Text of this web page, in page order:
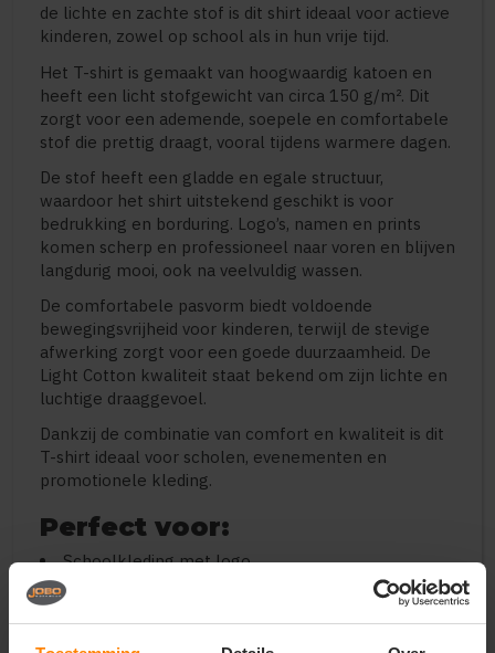
de lichte en zachte stof is dit shirt ideaal voor actieve
kinderen, zowel op school als in hun vrije tijd.
Het T-shirt is gemaakt van hoogwaardig katoen en
heeft een licht stofgewicht van circa 150 g/m². Dit
zorgt voor een ademende, soepele en comfortabele
stof die prettig draagt, vooral tijdens warmere dagen.
De stof heeft een gladde en egale structuur,
waardoor het shirt uitstekend geschikt is voor
bedrukking en borduring. Logo’s, namen en prints
komen scherp en professioneel naar voren en blijven
langdurig mooi, ook na veelvuldig wassen.
De comfortabele pasvorm biedt voldoende
bewegingsvrijheid voor kinderen, terwijl de stevige
afwerking zorgt voor een goede duurzaamheid. De
Light Cotton kwaliteit staat bekend om zijn lichte en
luchtige draaggevoel.
Dankzij de combinatie van comfort en kwaliteit is dit
T-shirt ideaal voor scholen, evenementen en
promotionele kleding.
Perfect voor:
Schoolkleding met logo
Bedrukte kinderkleding
Teams en verenigingen